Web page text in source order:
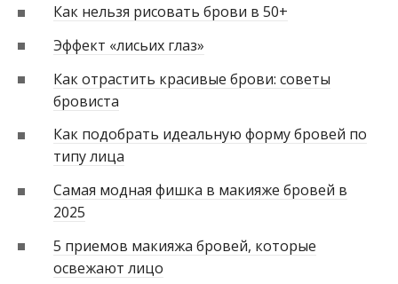
Как нельзя рисовать брови в 50+
Эффект «лисьих глаз»
Как отрастить красивые брови: советы
бровиста
Как подобрать идеальную форму бровей по
типу лица
Самая модная фишка в макияже бровей в
2025
5 приемов макияжа бровей, которые
освежают лицо